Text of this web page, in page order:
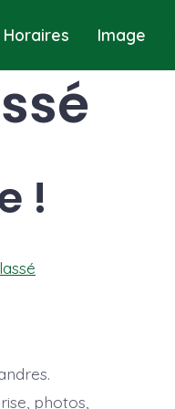
Horaires Image
!
photos,